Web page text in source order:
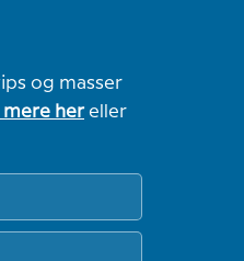
og masser
mere hereller